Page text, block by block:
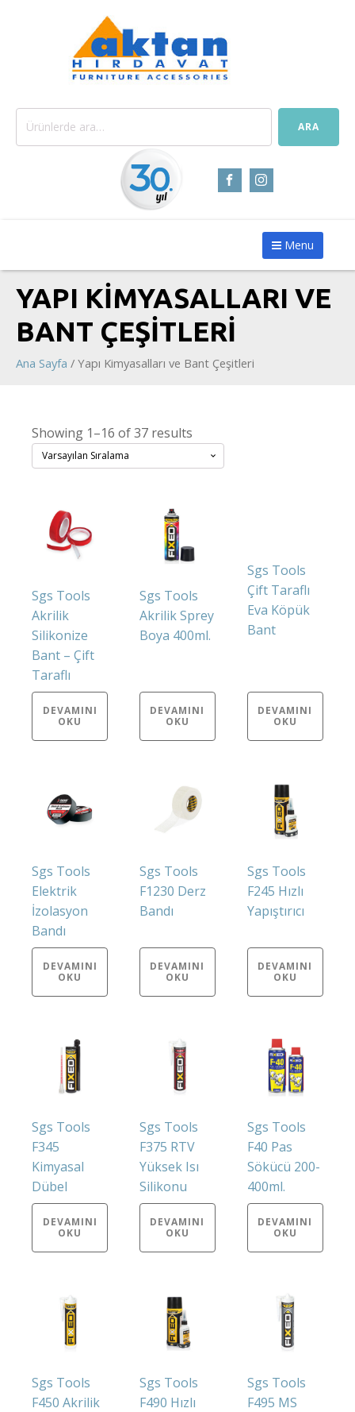
Ara: ARA
Menu
YAPI KIMYASALLARI VE
BANT ÇEŞITLERI
Ana Sayfa / Yapı Kimyasalları ve Bant Çeşitleri
Showing 1–16 of 37 results
Sgs Tools
Akrilik
Silikonize
Bant – Çift
Taraflı
DEVAMINI
OKU
Sgs Tools
Akrilik Sprey
Boya 400ml.
DEVAMINI
OKU
Sgs Tools
Çift Taraflı
Eva Köpük
Bant
DEVAMINI
OKU
Sgs Tools
Elektrik
İzolasyon
Bandı
DEVAMINI
OKU
Sgs Tools
F1230 Derz
Bandı
DEVAMINI
OKU
Sgs Tools
F245 Hızlı
Yapıştırıcı
DEVAMINI
OKU
Sgs Tools
F345
Kimyasal
Dübel
DEVAMINI
OKU
Sgs Tools
F375 RTV
Yüksek Isı
Silikonu
DEVAMINI
OKU
Sgs Tools
F40 Pas
Sökücü 200-
400ml.
DEVAMINI
OKU
Sgs Tools
F450 Akrilik
Sgs Tools
F490 Hızlı
Sgs Tools
F495 MS